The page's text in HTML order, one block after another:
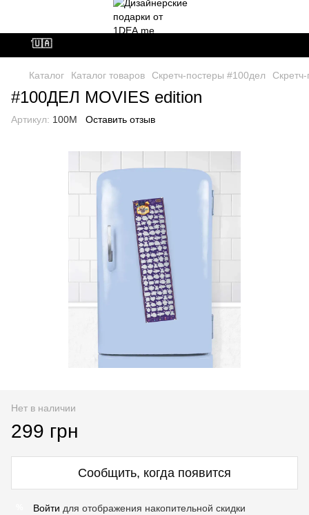
ВСУ🇺🇦
Каталог Каталог товаров Скретч-постеры #100дел
#100ДЕЛ MOVIES edition
Артикул: 100M Оставить отзыв
Нет в наличии
299 грн
Сообщить, когда появится
Войти для отображения накопительной скидки